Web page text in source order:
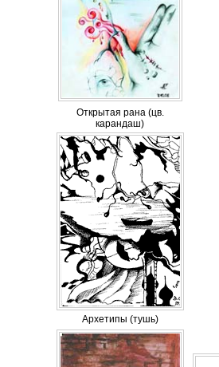
Открытая рана (цв.
карандаш)
Архетипы (тушь)